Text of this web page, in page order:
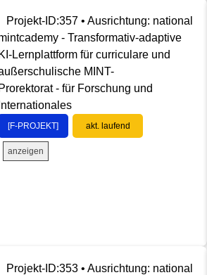
Projekt-ID:357 • Ausrichtung: national
- Transformativ-adaptive
KI-Lernplattform für curriculare und
MINT-
Prorektorat - für Forschung und
Internationales
[F-PROJEKT] akt. laufend
anzeigen
Projekt-ID:353 • Ausrichtung: national